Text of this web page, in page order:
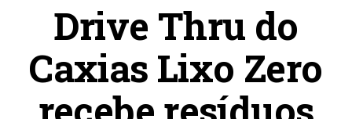
Drive Thru do
Caxias Lixo Zero